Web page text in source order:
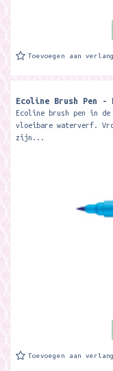
Toevoegen aan
Ecoline Brush Pen -
Ecoline brush pen in
vloeibare waterverf.
zijn...
Toevoegen aan